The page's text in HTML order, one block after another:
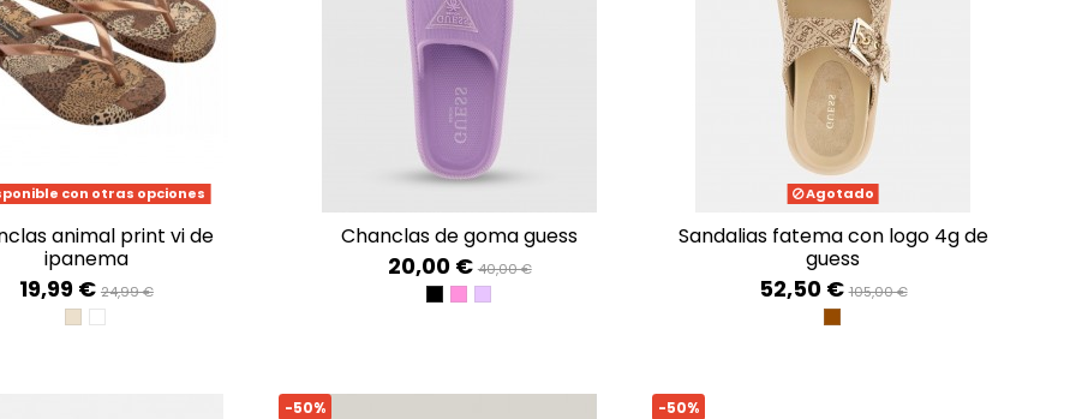
con otras opciones
ipanema
19,99 € 24,99 €
BEIGE/GOLD
BEIGE/BLACK
chanclas de goma guess
20,00 € 40,00 €
JET BLACK A996
CLASSIC PEONIA MULTI
FRESH LILAC
Agotado
sandalias fatema con logo 4g de
guess
52,50 € 105,00 €
BEIGE BROWN
-50% -50%